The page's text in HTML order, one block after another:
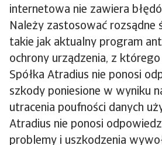
internetowa nie zawiera
Należy zastosować rozsądne
takie jak aktualny program
ochrony urządzenia, z
Spółka Atradius nie ponosi
szkody poniesione w wyniku
utracenia poufności danych
Atradius nie ponosi
problemy i uszkodzenia